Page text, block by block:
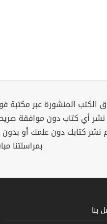
الكتب المنشورة عبر مكتبة
نشر أي كتاب دون موافقة
نشر كتابك دون علمك أو بدون
بمراسلتنا
بنا